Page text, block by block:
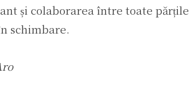
și colaborarea între toate părțile
schimbare.